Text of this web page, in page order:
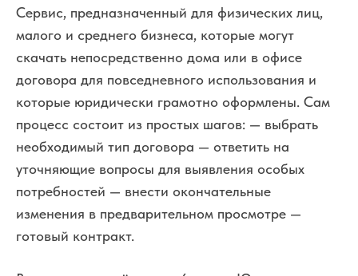
Сервис, предназначенный для физических лиц,
малого и среднего бизнеса, которые могут
скачать непосредственно дома или в офисе
договора для повседневного использования и
которые юридически грамотно оформлены. Сам
процесс состоит из простых шагов: — выбрать
необходимый тип договора — ответить на
уточняющие вопросы для выявления особых
потребностей — внести окончательные
изменения в предварительном просмотре —
готовый контракт.